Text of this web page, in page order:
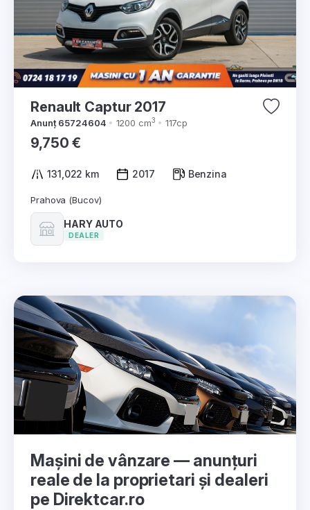
Renault Captur 2017
Anunț 65724604 1200 cm3 117cp
9,750 €
131,022 km 2017 Benzina
Prahova (Bucov)
HARY AUTO
DEALER
Mașini de vânzare — anunțuri
reale de la proprietari și dealeri
pe Direktcar.ro